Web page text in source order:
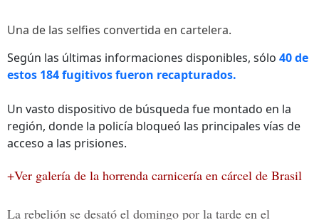
Una de las selfies convertida en cartelera.
Según las últimas informaciones disponibles, sólo 40 de
estos 184 fugitivos fueron recapturados.
Un vasto dispositivo de búsqueda fue montado en la
región, donde la policía bloqueó las principales vías de
acceso a las prisiones.
+Ver galería de la horrenda carnicería en cárcel de Brasil
La rebelión se desató el domingo por la tarde en el